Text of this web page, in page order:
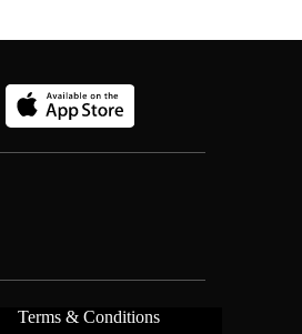
Terms & Conditions